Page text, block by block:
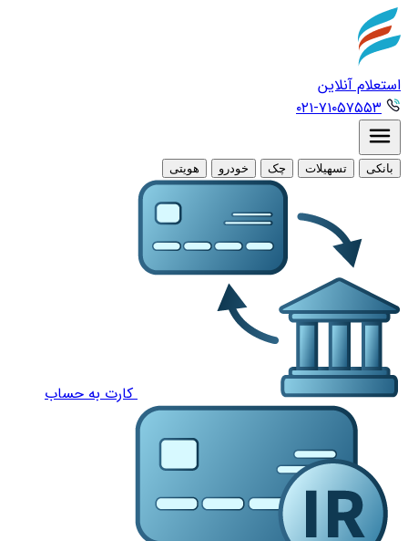
استعلام آنلاین
۰۲۱-۷۱۰۵۷۵۵۳
بانکی تسهیلات چک خودرو هویتی
کارت به حساب